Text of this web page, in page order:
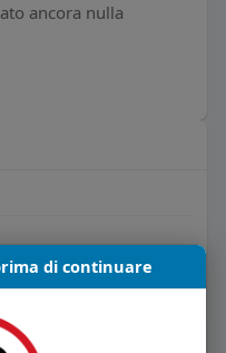
ancora nulla
di continuare